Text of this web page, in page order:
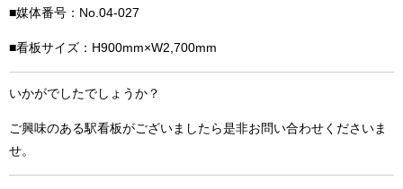
■媒体番号：No.04-027
■看板サイズ：H900mm×W2,700mm
いかがでしたでしょうか？
ご興味のある駅看板がございましたら是非お問い合わせくださいま
せ。